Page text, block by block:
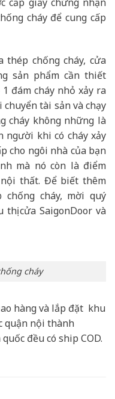
cháy để cung cấp
thép chống cháy, cửa
sản phẩm cần thiết
đám cháy nhỏ xảy ra
tài sản và chạy
cháy không những là
người khi có cháy xảy
cho ngôi nhà của bạn
mà nó còn là điểm
thất. Để biết thêm
cháy, mời quý
cửa SaigonDoor và
cháy
hàng và lắp đặt khu
quận nội thành
đều có ship COD.